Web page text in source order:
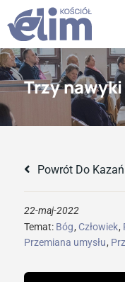
Trzy
Powrót Do Kazań
22-maj-2022
Temat: Bóg, Człowiek,
Przemiana umysłu,